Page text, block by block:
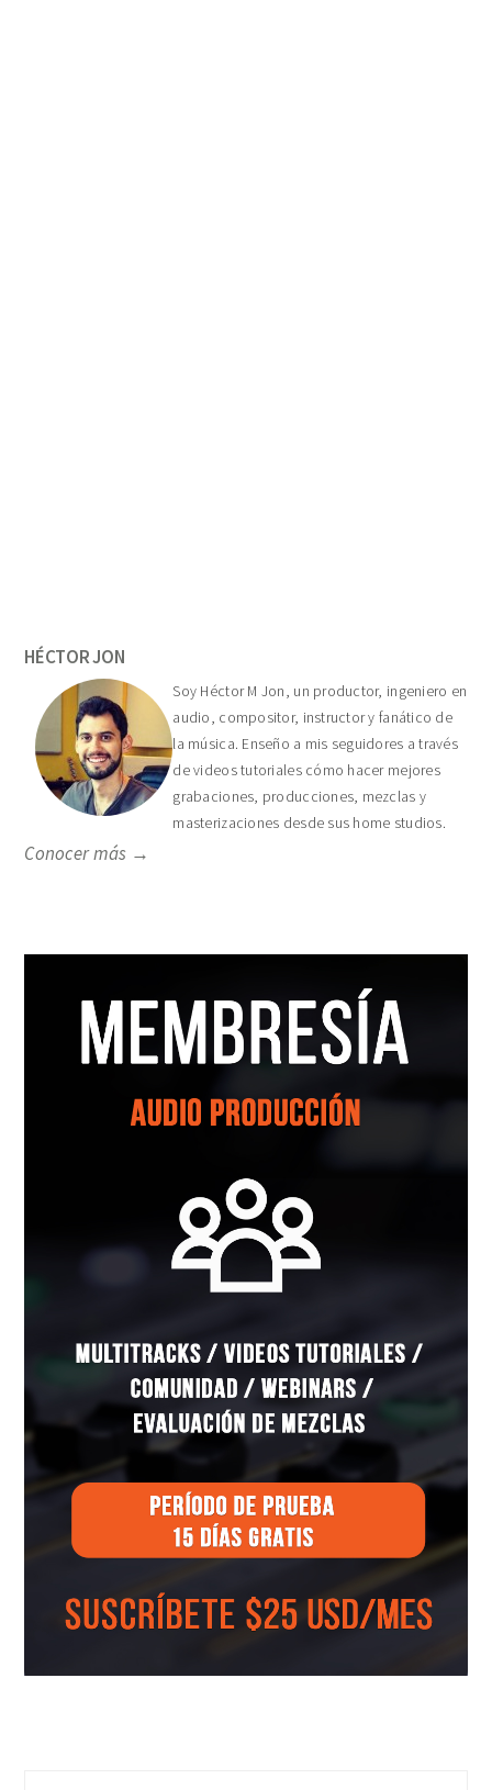
HÉCTOR JON
Soy Héctor M Jon, un productor, ingeniero en
audio, compositor, instructor y fanático de
la música. Enseño a mis seguidores a través
de videos tutoriales cómo hacer mejores
grabaciones, producciones, mezclas y
masterizaciones desde sus home studios.
Conocer más →